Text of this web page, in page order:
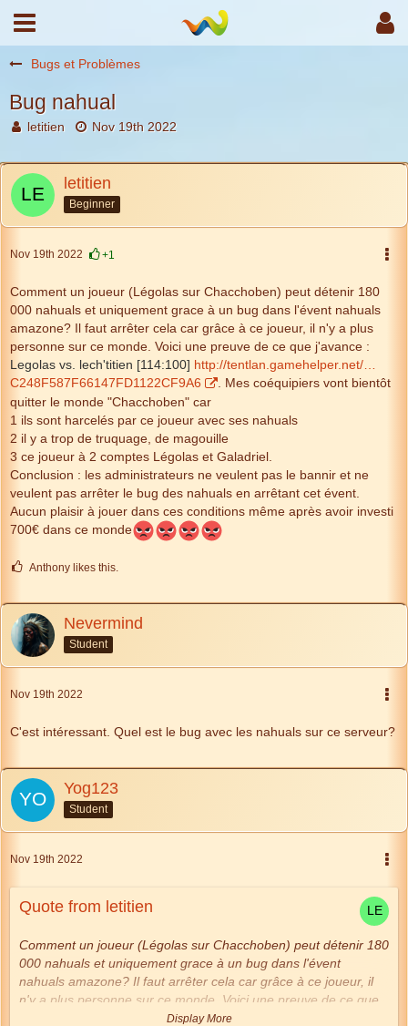
Bugs et Problèmes
Bug nahual
letitien Nov 19th 2022
letitien
Beginner
Nov 19th 2022 +1
Comment un joueur (Légolas sur Chacchoben) peut détenir 180
000 nahuals et uniquement grace à un bug dans l'évent nahuals
amazone? Il faut arrêter cela car grâce à ce joueur, il n'y a plus
personne sur ce monde. Voici une preuve de ce que j'avance :
Legolas vs. lech'titien [114:100] http://tentlan.gamehelper.net/…
C248F587F66147FD1122CF9A6
. Mes coéquipiers vont bientôt
quitter le monde "Chacchoben" car
1 ils sont harcelés par ce joueur avec ses nahuals
2 il y a trop de truquage, de magouille
3 ce joueur à 2 comptes Légolas et Galadriel.
Conclusion : les administrateurs ne veulent pas le bannir et ne
veulent pas arrêter le bug des nahuals en arrêtant cet évent.
Aucun plaisir à jouer dans ces conditions même après avoir investi
700€ dans ce monde
Anthony likes this.
Nevermind
Student
Nov 19th 2022
C'est intéressant. Quel est le bug avec les nahuals sur ce serveur?
Yog123
Student
Nov 19th 2022
Quote from letitien
Comment un joueur (Légolas sur Chacchoben) peut détenir 180
000 nahuals et uniquement grace à un bug dans l'évent
nahuals amazone? Il faut arrêter cela car grâce à ce joueur, il
n'y a plus personne sur ce monde. Voici une preuve de ce que
Legolas vs. lech'titien [114:100]
Display More